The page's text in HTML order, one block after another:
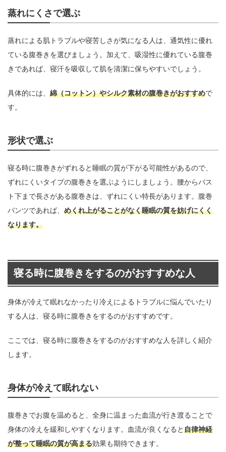
蒸れにくさで選ぶ
蒸れによる肌トラブルや寝苦しさが気になる人は、通気性に優れ
ている腹巻きを選びましょう。加えて、吸湿性に優れている腹巻
きであれば、寝汗を吸収して肌を清潔に保ちやすいでしょう。
具体的には、 綿（コットン）やシルク素材の腹巻きがおすすめで
す。
形状で選ぶ
寝る時に腹巻きがずれると睡眠の質が下がる可能性があるので、
ずれにくいタイプの腹巻きを選ぶようにしましょう。腰からバス
ト下まで長さがある腹巻きは、ずれにくい特長があります。腹巻
パンツであれば、 めくれ上がることがなく睡眠の質を妨げにくく
なります。
寝る時に腹巻きをするのがおすすめな人
身体が冷えて眠れなかったり冷えによるトラブルに悩んでいたり
する人は、寝る時に腹巻きをするのがおすすめです。
ここでは、寝る時に腹巻きをするのがおすすめな人を詳しく紹介
します。
身体が冷えて眠れない
腹巻きでお腹を温めると、全身に温まった血流が行き渡ることで
身体の冷えを緩和しやすくなります。血流が良くなると自律神経
が整って睡眠の質が高まる効果も期待できます。